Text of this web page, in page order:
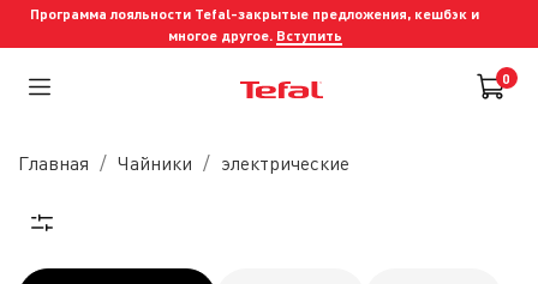
Программа лояльности Tefal-закрытые предложения, кешбэк и
многое другое. Вступить
0
Главная Чайники электрические